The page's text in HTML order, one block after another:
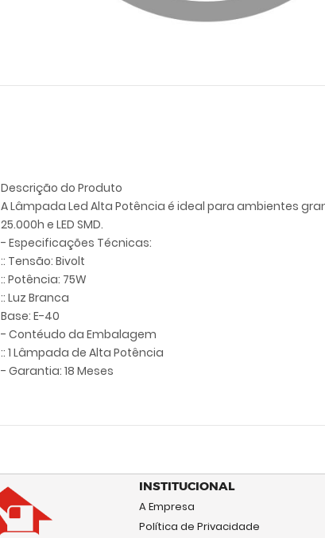
Descrição do Produto
A Lâmpada Led Alta Potência é ideal para ambientes
25.000h e LED SMD.
- Especificações Técnicas:
:: Tensão: Bivolt
:: Potência: 75W
:: Luz Branca
Base: E-40
- Contéudo da Embalagem
:: 1 Lâmpada de Alta Potência
- Garantia: 18 Meses
INSTITUCIONAL
A Empresa
Política de Privacidade